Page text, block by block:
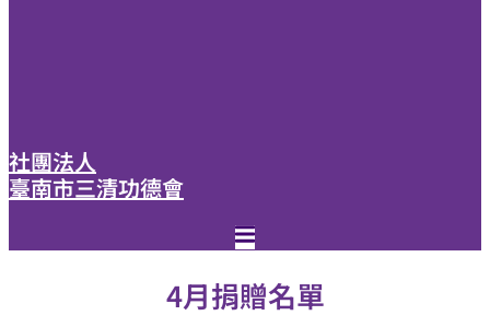
社團法人
臺南市三清功德會
4月捐贈名單